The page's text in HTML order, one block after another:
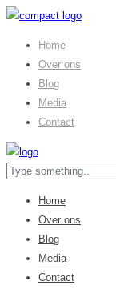
Home
Over ons
Blog
Media
Contact
Home
Over ons
Blog
Media
Contact